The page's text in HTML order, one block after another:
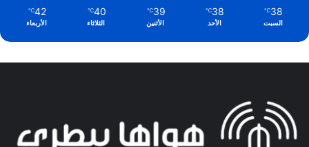
38
℃
السبت
38
℃
الأحد
39
℃
الأثنين
40
℃
الثلاثاء
42
℃
الأربعاء